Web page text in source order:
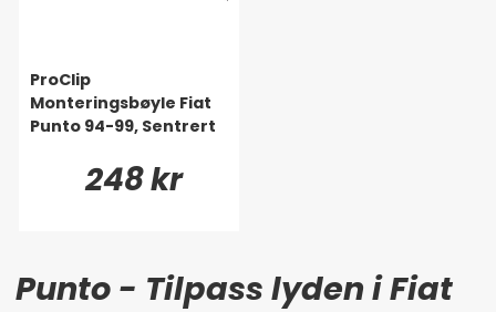
ProClip
Monteringsbøyle Fiat
Punto 94-99, Sentrert
248 kr
Punto - Tilpass lyden i Fiat